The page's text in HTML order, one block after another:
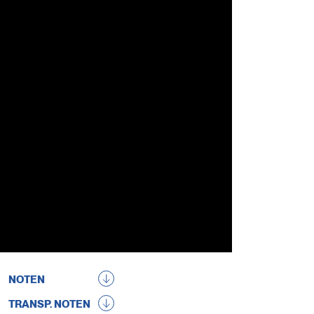
NOTEN
TRANSP. NOTEN